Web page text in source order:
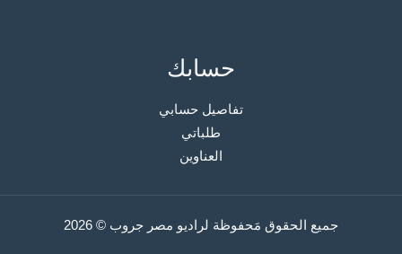
حسابك
تفاصيل حسابي
طلباتي
العناوين
جميع الحقوق مَحفوظة لراديو مصر جروب © 2026